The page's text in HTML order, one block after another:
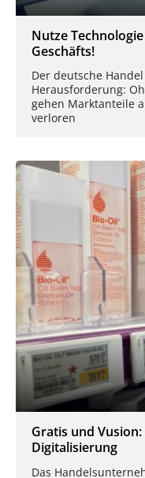
Nutze
Geschäfts!
Der deutsche
Herausforderung:
gehen Marktanteile
verloren
Gratis und
Digitalisierung
Das